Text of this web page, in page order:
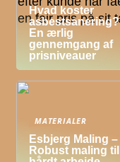
Hvad koster
asbestsanering?
En ærlig
gennemgang af
prisniveauer
MATERIALER
Esbjerg Maling –
Robust maling til